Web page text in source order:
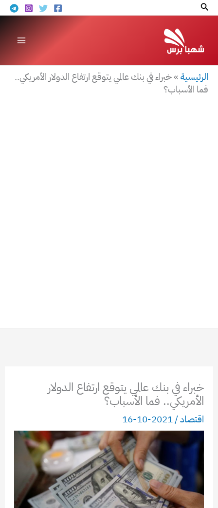
تخطيالبحث
الرئيسية»خبراء في بنك عالمي يتوقع ارتفاع الدولار الأمريكي..
فما الأسباب؟
خبراء في بنك عالمي يتوقع ارتفاع الدولار
الأمريكي.. فما الأسباب؟
اقتصاد/
2021-10-16